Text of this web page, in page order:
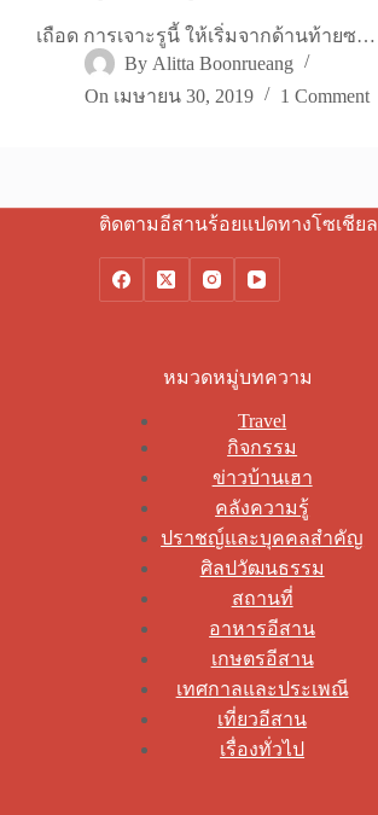
เถือด การเจาะรูนี้ ให้เริ่มจากด้านท้ายซ…
By Alitta Boonrueang
On เมษายน 30, 2019 1 Comment
ติดตามอีสานร้อยแปดทางโซเชียล
หมวดหมู่บทความ
Travel
กิจกรรม
ข่าวบ้านเฮา
คลังความรู้
ปราชญ์และบุคคลสำคัญ
ศิลปวัฒนธรรม
สถานที่
อาหารอีสาน
เกษตรอีสาน
เทศกาลและประเพณี
เที่ยวอีสาน
เรื่องทั่วไป